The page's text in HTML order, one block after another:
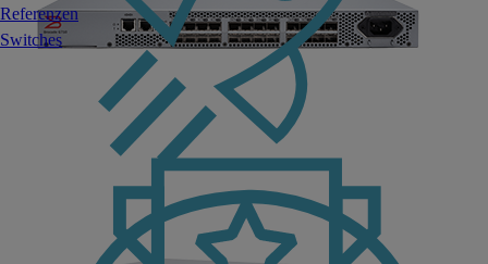
Switches
Referenzen